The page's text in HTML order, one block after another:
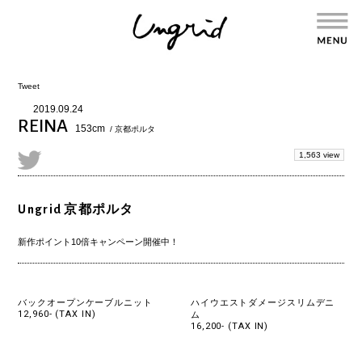
Tweet
2019.09.24
REINA 153cm / 京都ポルタ
1,563 view
Ungrid 京都ポルタ
新作ポイント10倍キャンペーン開催中！
バックオープンケーブルニット
12,960- (TAX IN)
ハイウエストダメージスリムデニ
ム
16,200- (TAX IN)